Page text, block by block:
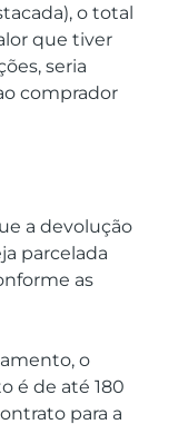
o total
que tiver
seria
comprador
a devolução
parcelada
as
o
é de até 180
para a